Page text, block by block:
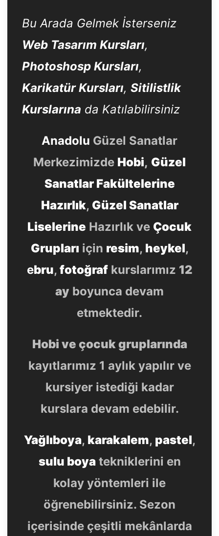
Bu Arada Gelmek İsterseniz
Web Tasarım Kursları,
Photoshosp Kursları,
Karikatür Kursları, Sitilistlik
Kurslarına da Katılabilirsiniz
Anadolu Güzel Sanatlar
Merkezimizde Hobi, Güzel
Sanatlar Fakültelerine
Hazırlık, Güzel Sanatlar
Liselerine Hazırlık ve Çocuk
Grupları için resim, heykel,
ebru, fotoğrafkurslarımız 12
ay boyunca devam
etmektedir.
Hobi ve çocuk gruplarında
kayıtlarımız 1 aylık yapılır ve
kursiyer istediği kadar
kurslara devam edebilir.
Yağlıboya, karakalem, pastel,
sulu boyatekniklerini en
kolay yöntemleri ile
öğrenebilirsiniz. Sezon
içerisinde çeşitli mekânlarda